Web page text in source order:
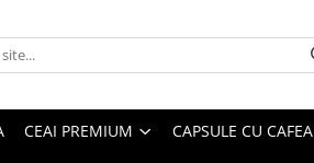
CEAI PREMIUM CAPSULE CU CAFEA